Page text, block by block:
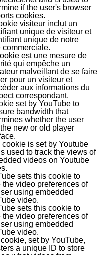
if the user's browser
cookies.
visiteur inclut un
unique de visiteur et
unique de notre
commerciale.
est une mesure de
qui empêche un
malveillant de se faire
pour un visiteur et
aux informations du
correspondant.
set by YouTube to
bandwidth that
whether the user
new or old player
cookie is set by Youtube
used to track the views of
videos on Youtube
sets this cookie to
the video preferences of
using embedded
video.
sets this cookie to
the video preferences of
using embedded
video.
set by YouTube,
a unique ID to store